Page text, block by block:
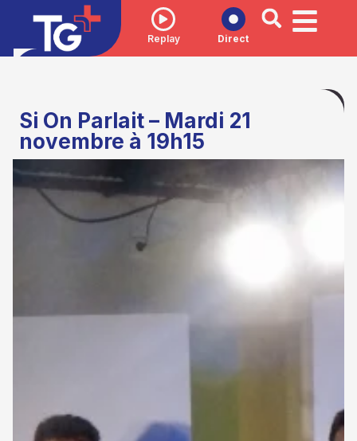
Replay Direct
Si On Parlait – Mardi 21
novembre à 19h15